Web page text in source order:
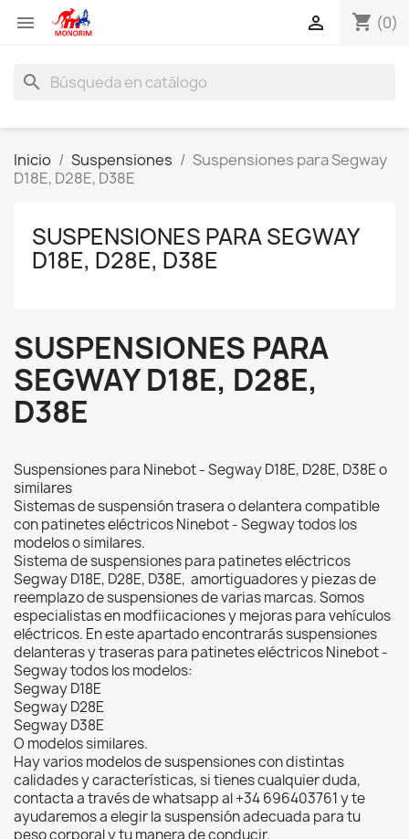
 shopping_cart (0)

search
Inicio Suspensiones
Suspensiones para Segway
D18E, D28E, D38E
SUSPENSIONES PARA SEGWAY
D18E, D28E, D38E
SUSPENSIONES PARA
SEGWAY D18E, D28E,
D38E
Suspensiones para Ninebot - Segway D18E, D28E, D38E o
similares
Sistemas de suspensión trasera o delantera compatible
con patinetes eléctricos Ninebot - Segway todos los
modelos o similares.
Sistema de suspensiones para patinetes eléctricos
Segway D18E, D28E, D38E, amortiguadores y piezas de
reemplazo de suspensiones de varias marcas. Somos
especialistas en modfiicaciones y mejoras para vehículos
eléctricos. En este apartado encontrarás suspensiones
delanteras y traseras para patinetes eléctricos Ninebot -
Segway todos los modelos:
Segway D18E
Segway D28E
Segway D38E
O modelos similares.
Hay varios modelos de suspensiones con distintas
calidades y características, si tienes cualquier duda,
contacta a través de whatsapp al +34 696403761 y te
ayudaremos a elegir la suspensión adecuada para tu
peso corporal y tu manera de conducir.